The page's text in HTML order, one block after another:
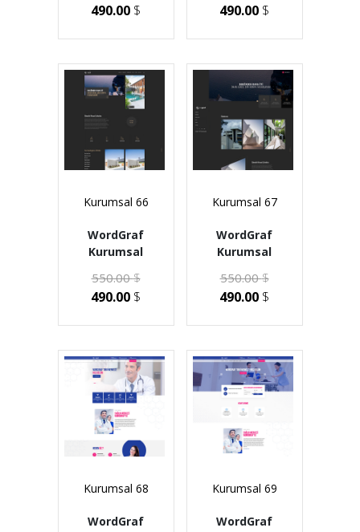
490.00 $ 490.00 $
Kurumsal 66
WordGraf
Kurumsal
550.00$
490.00 $
Kurumsal 67
WordGraf
Kurumsal
550.00$
490.00 $
Kurumsal 68
WordGraf
Kurumsal 69
WordGraf